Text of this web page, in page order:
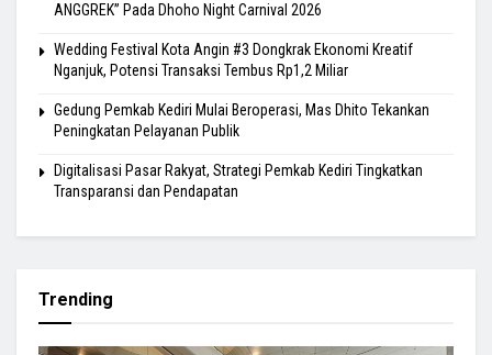
ANGGREK” Pada Dhoho Night Carnival 2026
Wedding Festival Kota Angin #3 Dongkrak Ekonomi Kreatif
Nganjuk, Potensi Transaksi Tembus Rp1,2 Miliar
Gedung Pemkab Kediri Mulai Beroperasi, Mas Dhito Tekankan
Peningkatan Pelayanan Publik
Digitalisasi Pasar Rakyat, Strategi Pemkab Kediri Tingkatkan
Transparansi dan Pendapatan
Trending